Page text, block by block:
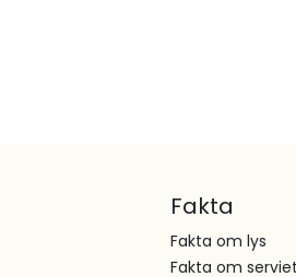
Fakta
Fakta om lys
Fakta om